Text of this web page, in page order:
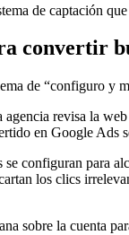
de captación
convertir
de “configuro
agencia revisa la
en Google Ads
se configuran para
los clics
sobre la cuenta